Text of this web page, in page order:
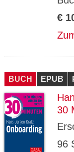
€
BUCH EPUB
30
96